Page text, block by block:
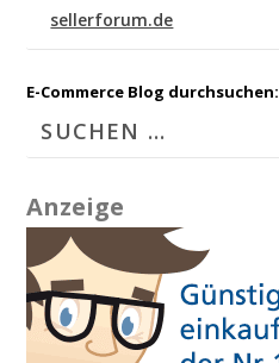
sellerforum.de
E-Commerce Blog durchsuchen:
Anzeige